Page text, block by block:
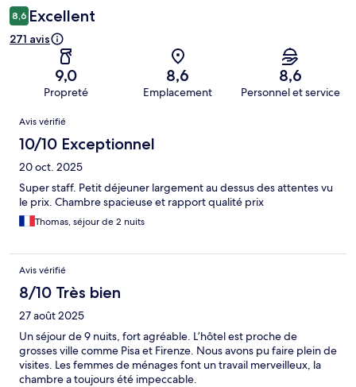
8,6 Excellent
271 avis
9,0
Propreté
8,6
Emplacement
8,6
Personnel et service
Avis
Avis vérifié
10/10 Exceptionnel
20 oct. 2025
Super staff. Petit déjeuner largement au dessus des attentes vu
le prix. Chambre spacieuse et rapport qualité prix
Thomas, séjour de 2 nuits
Avis vérifié
8/10 Très bien
27 août 2025
Un séjour de 9 nuits, fort agréable. L’hôtel est proche de
grosses ville comme Pisa et Firenze. Nous avons pu faire plein de
visites. Les femmes de ménages font un travail merveilleux, la
chambre a toujours été impeccable.